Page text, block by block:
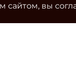
сайтом, вы